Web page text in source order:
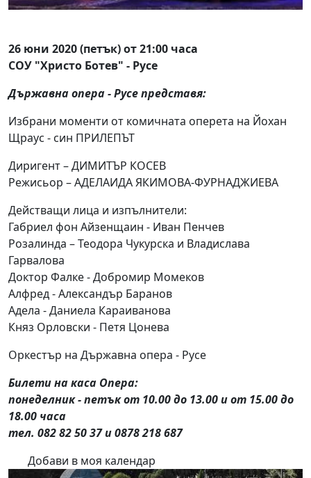
26 юни 2020 (петък) от 21:00 часа
СОУ "Христо Ботев" - Русе
Държавна опера - Русе представя:
Избрани моменти от комичната оперета на Йохан
Щраус - син ПРИЛЕПЪТ
Диригент – ДИМИТЪР КОСЕВ
Режисьор – АДЕЛАИДА ЯКИМОВА-ФУРНАДЖИЕВА
Действащи лица и изпълнители:
Габриел фон Айзенщаин - Иван Пенчев
Розалинда – Теодора Чукурска и Владислава
Гарвалова
Доктор Фалке - Добромир Момеков
Алфред - Александър Баранов
Адела - Даниела Караиванова
Княз Орловски - Петя Цонева
Оркестър на Държавна опера - Русе
Билети на каса Опера:
понеделник - петък от 10.00 до 13.00 и от 15.00 до
18.00 часа
тел. 082 82 50 37 и 0878 218 687
Добави в моя календар